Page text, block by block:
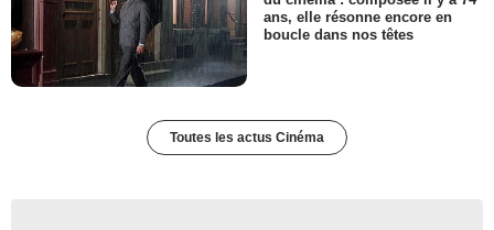
ans, elle résonne encore en
boucle dans nos têtes
Toutes les actus Cinéma